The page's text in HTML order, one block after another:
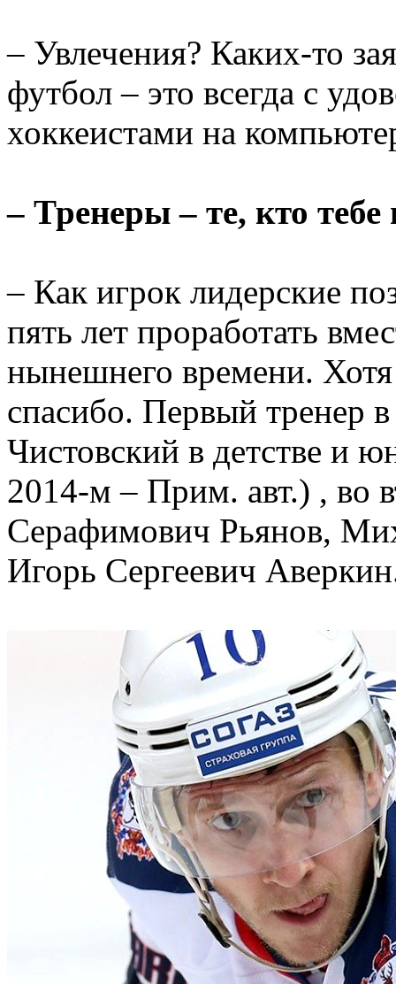
– Увлечения? Каких-то
футбол – это всегда с
хоккеистами на
– Тренеры – те, кто
– Как игрок лидерские
пять лет проработать
нынешнего времени.
спасибо. Первый тренер
Чистовский в детстве и
2014-м – Прим. авт.) , во
Серафимович Рьянов,
Игорь Сергеевич